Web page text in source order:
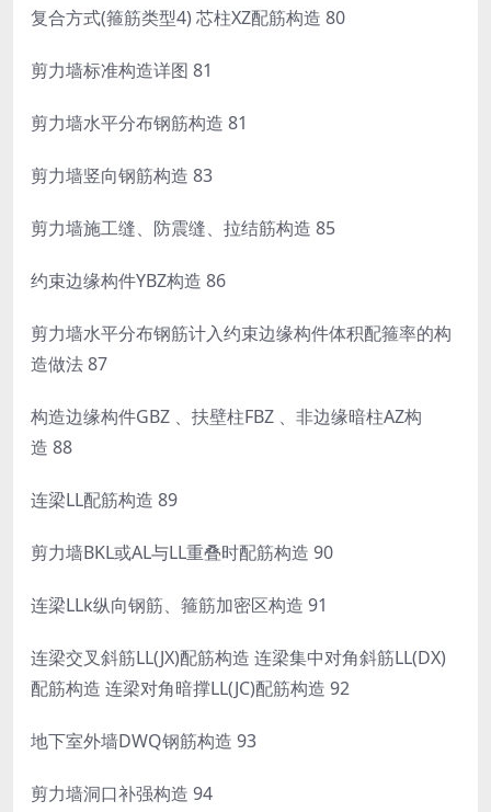
复合方式(箍筋类型4) 芯柱XZ配筋构造 80
剪力墙标准构造详图 81
剪力墙水平分布钢筋构造 81
剪力墙竖向钢筋构造 83
剪力墙施工缝、防震缝、拉结筋构造 85
约束边缘构件YBZ构造 86
剪力墙水平分布钢筋计入约束边缘构件体积配箍率的构
造做法 87
构造边缘构件GBZ 、扶壁柱FBZ 、非边缘暗柱AZ构
造 88
连梁LL配筋构造 89
剪力墙BKL或AL与LL重叠时配筋构造 90
连梁LLk纵向钢筋、箍筋加密区构造 91
连梁交叉斜筋LL(JX)配筋构造 连梁集中对角斜筋LL(DX)
配筋构造 连梁对角暗撑LL(JC)配筋构造 92
地下室外墙DWQ钢筋构造 93
剪力墙洞口补强构造 94